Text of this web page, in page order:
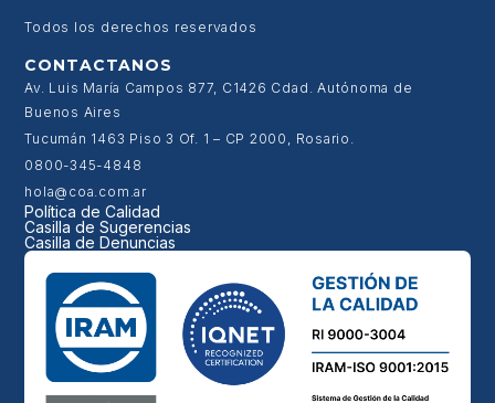
Todos los derechos reservados
CONTACTANOS
Av. Luis María Campos 877, C1426 Cdad. Autónoma de
Buenos Aires
Tucumán 1463 Piso 3 Of. 1 – CP 2000, Rosario.
0800-345-4848
hola@coa.com.ar
Política de Calidad
Casilla de Sugerencias
Casilla de Denuncias